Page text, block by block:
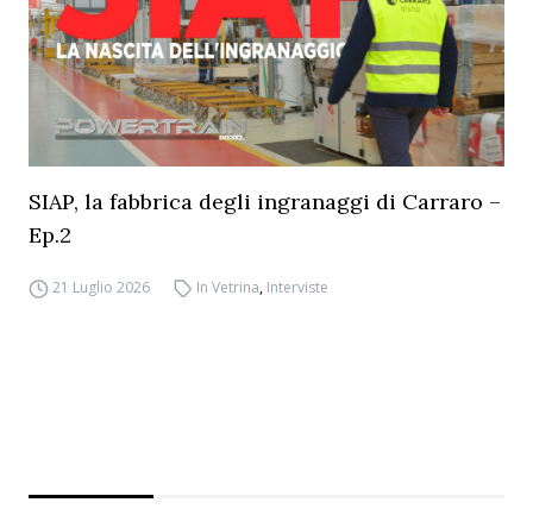
SIAP, la fabbrica degli ingranaggi di Carraro –
Ep.2
21 Luglio 2026 In Vetrina, Interviste